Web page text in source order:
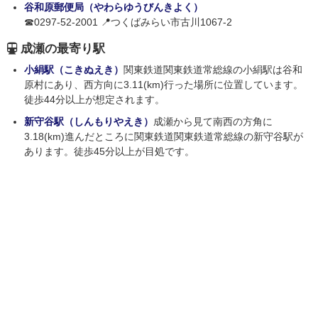
谷和原郵便局（やわらゆうびんきよく）
☎0297-52-2001 📍つくばみらい市古川1067-2
成瀬の最寄り駅
小絹駅（こきぬえき） 関東鉄道関東鉄道常総線の小絹駅は谷和
原村にあり、西方向に3.11(km)行った場所に位置しています。
徒歩44分以上が想定されます。
新守谷駅（しんもりやえき） 成瀬から見て南西の方角に
3.18(km)進んだところに関東鉄道関東鉄道常総線の新守谷駅が
あります。徒歩45分以上が目処です。